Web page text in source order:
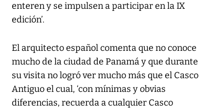
enteren y se impulsen a participar en la IX
edición’.
El arquitecto español comenta que no conoce
mucho de la ciudad de Panamá y que durante
su visita no logró ver mucho más que el Casco
Antiguo el cual, ‘con mínimas y obvias
diferencias, recuerda a cualquier Casco